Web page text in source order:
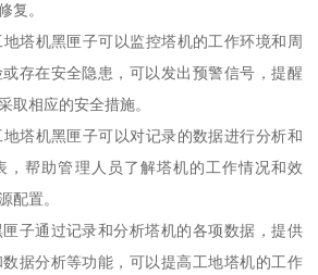
复。
塔机黑匣子可以监控塔机的工作环境和周
存在安全隐患，可以发出预警信号，提醒
取相应的安全措施。
塔机黑匣子可以对记录的数据进行分析和
，帮助管理人员了解塔机的工作情况和效
配置。
子通过记录和分析塔机的各项数据，提供
据分析等功能，可以提高工地塔机的工作